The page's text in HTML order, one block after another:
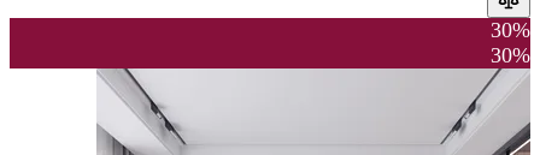
30%
30%